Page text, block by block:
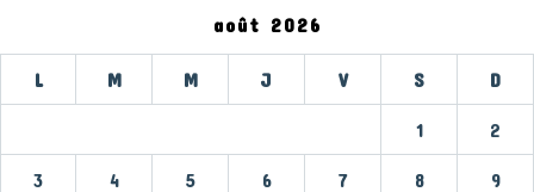
août 2026
L M M J V S D
1 2
3 4 5 6 7 8 9